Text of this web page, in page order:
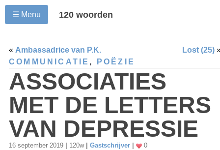
☰ Menu 120 woorden
« Ambassadrice van P.K. Lost (25)
COMMUNICATIE , POËZIE
ASSOCIATIES
MET DE LETTERS
VAN DEPRESSIE
16 september 2019 120w Gastschrijver 0